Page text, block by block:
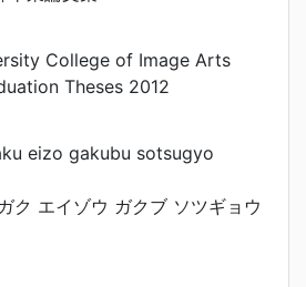
College of Image Arts
Theses 2012
eizo gakubu sotsugyo
ク エイゾウ ガクブ ソツギョウ